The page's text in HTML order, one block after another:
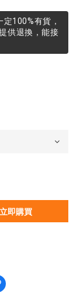
100%有貨，
供退換，能接
立即購買